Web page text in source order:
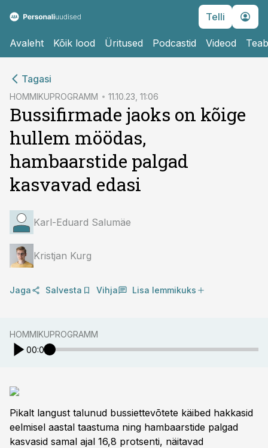
Telli
Avaleht Kõik lood Üritused Podcastid Videod
Tagasi
HOMMIKUPROGRAMM 11.10.23, 11:06
Bussifirmade jaoks on kõige
hullem möödas,
hambaarstide palgad
kasvavad edasi
Karl-Eduard Salumäe
Kristjan Kurg
Jaga Salvesta Vihja Lisa lemmikuks
HOMMIKUPROGRAMM
00:00
Pikalt langust talunud bussiettevõtete käibed hakkasid
eelmisel aastal taastuma ning hambaarstide palgad
kasvasid samal ajal 16,8 protsenti, näitavad